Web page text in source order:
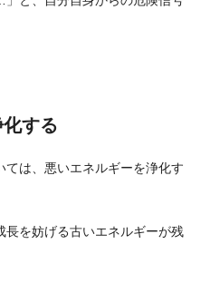
する
ては、悪いエネルギーを浄化す
長を妨げる古いエネルギーが残